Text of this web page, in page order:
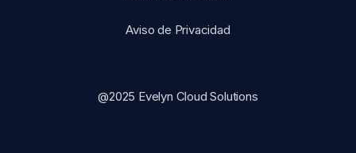
Aviso de Privacidad
@2025 Evelyn Cloud Solutions